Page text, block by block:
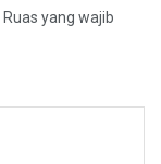
Ruas yang wajib